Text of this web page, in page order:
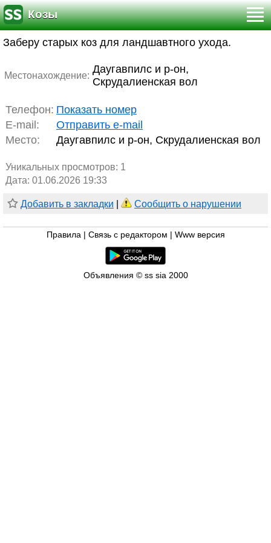
Козы
Заберу старых коз для ландшавтного ухода.
Местонахождение:
Даугавпилс и р-он,
Скрудалиенская вол
Телефон: Показать номер
E-mail:
Отправить e-mail
Место:
Даугавпилс и р-он, Скрудалиенская вол
Уникальных просмотров: 1
Дата: 01.06.2026 19:33
Добавить в закладки Сообщить о нарушении
Правила Связь с редактором Www версия
Объявления © ss sia 2000